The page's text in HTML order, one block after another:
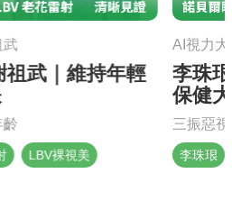
武
祖武｜維持年輕
齡
LBV裸視美
AI視力
李珠
保健
三振惡
李珠珢